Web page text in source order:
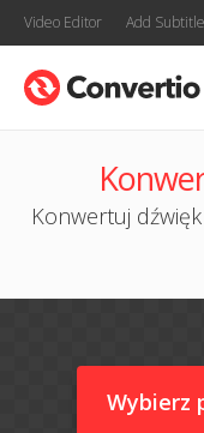
Video Editor Add
Konwertuj
Wybierz